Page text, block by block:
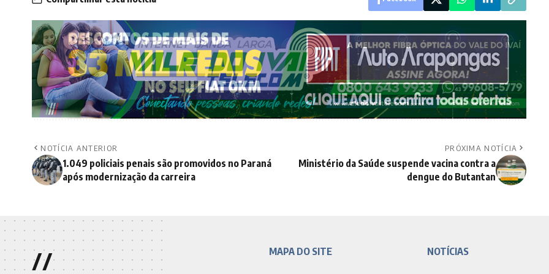
NOTÍCIA ANTERIOR
1.049 policiais penais são promovidos no Paraná
após modernização da carreira
PRÓXIMA NOTÍCIA
Ministério da Saúde suspende vacina contra a
dengue do Butantan
// MAPA DO SITE NOTÍCIAS